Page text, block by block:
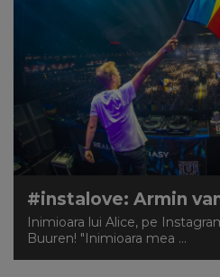
#instalove: Armin
Inimioara lui Alice, pe
Buuren! "Inimioara mea ...